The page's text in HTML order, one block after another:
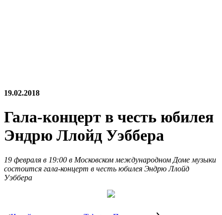
19.02.2018
Гала-концерт в честь юбилея
Эндрю Ллойд Уэббера
19 февраля в 19:00 в Московском международном Доме музыки
состоится гала-концерт в честь юбилея Эндрю Ллойд
Уэббера